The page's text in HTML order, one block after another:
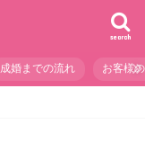
search
成婚までの流れ お客様